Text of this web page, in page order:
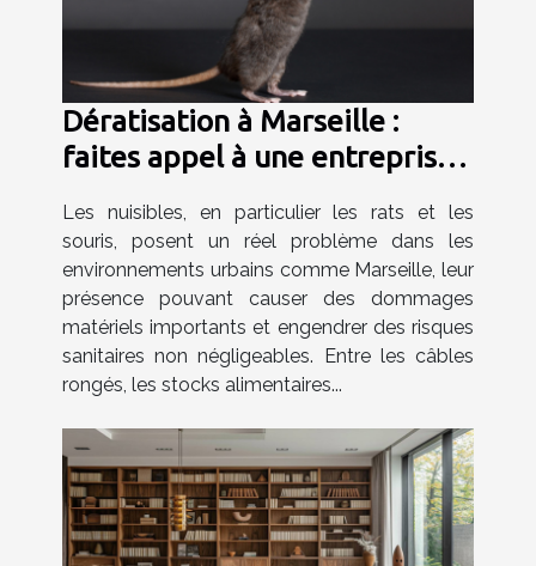
Dératisation à Marseille :
faites appel à une entreprise
Les nuisibles, en particulier les rats et les
souris, posent un réel problème dans les
environnements urbains comme Marseille, leur
présence pouvant causer des dommages
matériels importants et engendrer des risques
sanitaires non négligeables. Entre les câbles
rongés, les stocks alimentaires...